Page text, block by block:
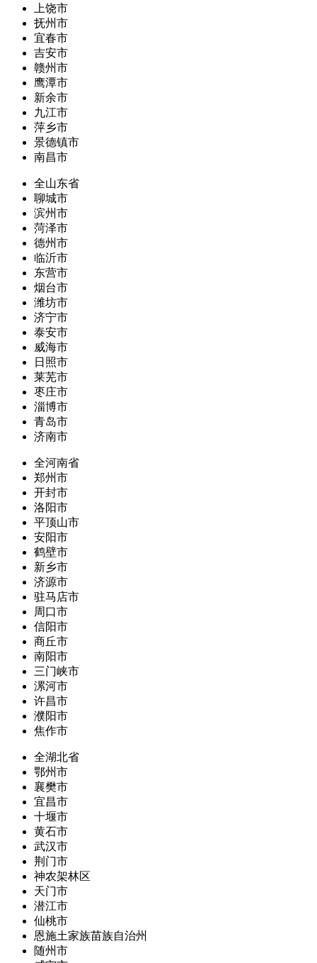
上饶市
抚州市
宜春市
吉安市
赣州市
鹰潭市
新余市
九江市
萍乡市
景德镇市
南昌市
全山东省
聊城市
滨州市
菏泽市
德州市
临沂市
东营市
烟台市
潍坊市
济宁市
泰安市
威海市
日照市
莱芜市
枣庄市
淄博市
青岛市
济南市
全河南省
郑州市
开封市
洛阳市
平顶山市
安阳市
鹤壁市
新乡市
济源市
驻马店市
周口市
信阳市
商丘市
南阳市
三门峡市
漯河市
许昌市
濮阳市
焦作市
全湖北省
鄂州市
襄樊市
宜昌市
十堰市
黄石市
武汉市
荆门市
神农架林区
天门市
潜江市
仙桃市
恩施土家族苗族自治州
随州市